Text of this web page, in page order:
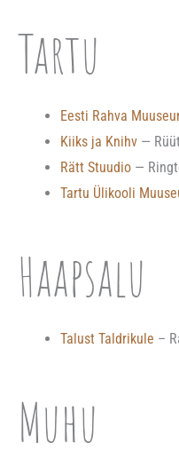
Tartu
Eesti Rahva
Kiiks ja Knihv —
Rätt Stuudio —
Tartu Ülikooli
Haapsalu
Talust Taldrikule –
Muhu